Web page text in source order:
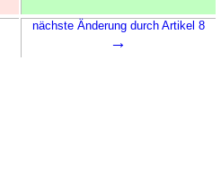
nächste Änderung durch Artikel 8
→